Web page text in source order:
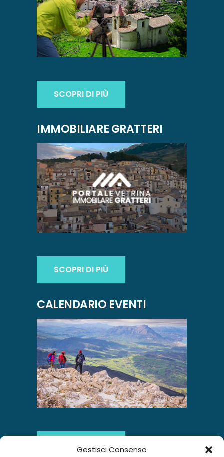
Gestisci Consenso
SCOPRI DI PIÙ
IMMOBILIARE GRATTERI
SCOPRI DI PIÙ
CALENDARIO EVENTI
SCOPRI DI PIÙ